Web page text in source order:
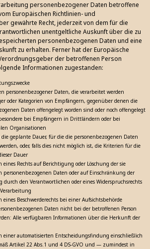
personenbezogener Daten betroffene
Europäischen Richtlinien- und
gewährte Recht, jederzeit von dem für die
unentgeltliche Auskunft über die zu
personenbezogenen Daten und eine
zu erhalten. Ferner hat der Europäische
der betroffenen Person
Informationen zugestanden:
personenbezogener Daten, die verarbeitet werden
oder Kategorien von Empfängern, gegenüber denen die
Daten offengelegt worden sind oder noch offengelegt
bei Empfängern in Drittländern oder bei
Organisationen
die geplante Dauer, für die die personenbezogenen Daten
oder, falls dies nicht möglich ist, die Kriterien für die
Dauer
eines Rechts auf Berichtigung oder Löschung der sie
personenbezogenen Daten oder auf Einschränkung der
durch den Verantwortlichen oder eines Widerspruchsrechts
eines Beschwerderechts bei einer Aufsichtsbehörde
Daten nicht bei der betroffenen Person
Alle verfügbaren Informationen über die Herkunft der
einer automatisierten Entscheidungsfindung einschließlich
Artikel 22 Abs.1 und 4 DS-GVO und — zumindest in